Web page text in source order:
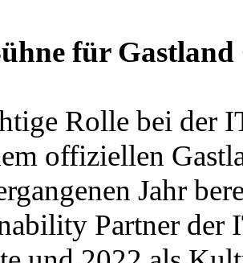
für Gastland
Rolle bei der
offiziellen
Jahr
Partner der